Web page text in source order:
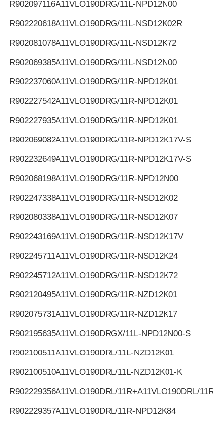
R902097116A11VLO190DRG/11L-NPD12N00
R902220618A11VLO190DRG/11L-NSD12K02R
R902081078A11VLO190DRG/11L-NSD12K72
R902069385A11VLO190DRG/11L-NSD12N00
R902237060A11VLO190DRG/11R-NPD12K01
R902227542A11VLO190DRG/11R-NPD12K01
R902227935A11VLO190DRG/11R-NPD12K01
R902069082A11VLO190DRG/11R-NPD12K17V-S
R902232649A11VLO190DRG/11R-NPD12K17V-S
R902068198A11VLO190DRG/11R-NPD12N00
R902247338A11VLO190DRG/11R-NSD12K02
R902080338A11VLO190DRG/11R-NSD12K07
R902243169A11VLO190DRG/11R-NSD12K17V
R902245711A11VLO190DRG/11R-NSD12K24
R902245712A11VLO190DRG/11R-NSD12K72
R902120495A11VLO190DRG/11R-NZD12K01
R902075731A11VLO190DRG/11R-NZD12K17
R902195635A11VLO190DRGX/11L-NPD12N00-S
R902100511A11VLO190DRL/11L-NZD12K01
R902100510A11VLO190DRL/11L-NZD12K01-K
R902229356A11VLO190DRL/11R+A11VLO190DRL/11R
R902229357A11VLO190DRL/11R-NPD12K84